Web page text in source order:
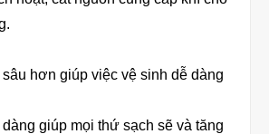
hơn giúp việc vệ sinh dễ dàng
giúp mọi thứ sạch sẽ và tăng